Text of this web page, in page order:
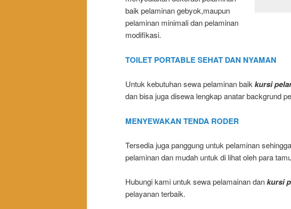
baik pelaminan gebyok,maupun
pelaminan minimali dan pelaminan
modifikasi.
TOILET PORTABLE SEHAT DAN NYAMAN
Untuk kebutuhan sewa pelaminan baikkursi
dan bisa juga disewa lengkap anatar backgrund
MENYEWAKAN TENDA RODER
Tersedia juga panggung untuk pelaminan
pelaminan dan mudah untuk di lihat oleh para
Hubungi kami untuk sewa pelamainan dankursi
pelayanan terbaik.